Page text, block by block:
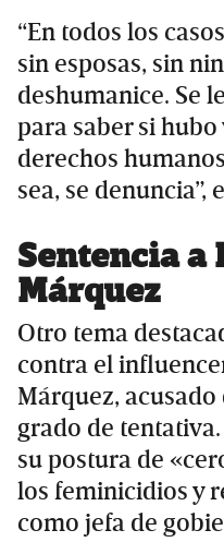
“En todos los
sin esposas, sin
deshumanice. Se
para saber si
derechos
sea, se denuncia”,
Sentencia a
Márquez
Otro tema
contra el
Márquez,
grado de
su postura de
los feminicidios y
como jefa de